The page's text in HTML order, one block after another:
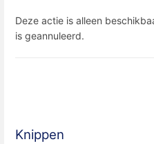
Deze actie is alleen
is geannuleerd.
Knippen